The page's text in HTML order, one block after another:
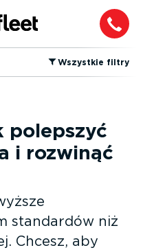
⁠Wszystkie filtry
polepszyć
i rozwinąć
standardów niż
Chcesz, aby